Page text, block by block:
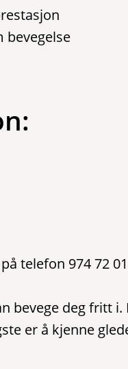
bevegelse
telefon 974 72
bevege deg fritt i.
er å kjenne